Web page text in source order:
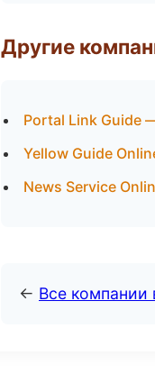
Другие
Portal Link Guide
Yellow Guide
News Service
← Все компании